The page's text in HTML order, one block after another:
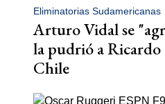
Eliminatorias Sudamericanas
Arturo Vidal se
la pudrió a Ricardo
Chile